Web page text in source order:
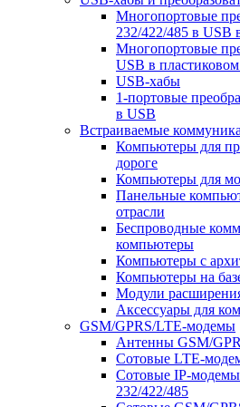
Многопортовые
232/422/485 в USB
Многопортовые
USB в
USB-хабы
1-портовые
в USB
Встраиваемые
Компьютеры для
дороге
Компьютеры для
Панельные
отрасли
Беспроводные
компьютеры
Компьютеры с
Компьютеры на
Модули
Аксессуары для
GSM/GPRS/LTE-модемы
Антенны GSM/
Сотовые LTE-
Сотовые IP-
232/422/485